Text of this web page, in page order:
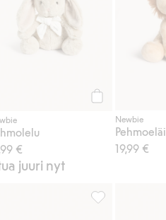
€
Newbie
19,99 €
juuri nyt